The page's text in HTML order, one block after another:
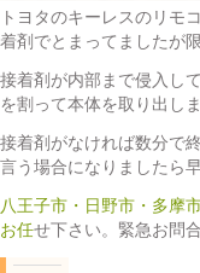
トヨタのキーレスのリモ
着剤でとまってましたが
接着剤が内部まで侵入し
を割って本体を取り出しま
接着剤がなければ数分で
言う場合になりましたら
八王子市・日野市・多摩
お任せ下さい。緊急お問